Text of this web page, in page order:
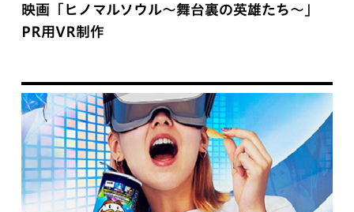
映画「ヒノマルソウル〜舞台裏の英雄たち〜」
PR用VR制作